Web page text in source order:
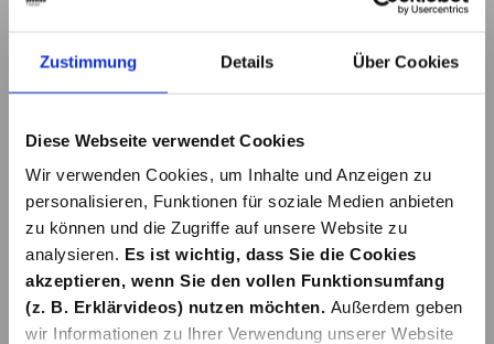
Zustimmung Details Über Cookies
Diese Webseite verwendet Cookies
Wir verwenden Cookies, um Inhalte und Anzeigen zu
personalisieren, Funktionen für soziale Medien anbieten
zu können und die Zugriffe auf unsere Website zu
analysieren. Es ist wichtig, dass Sie die Cookies
akzeptieren, wenn Sie den vollen Funktionsumfang
(z. B. Erklärvideos) nutzen möchten. Außerdem geben
wir Informationen zu Ihrer Verwendung unserer Website
NACKENKISSEN
CARTREND KIDS
GRAU
16,99 €*
TEXTILMATTE
PREMIUM B
26,99 €*